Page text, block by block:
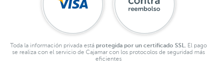
Toda la información privada está protegida por un certificado SSL. El pago
se realiza con el servicio de Cajamar con los protocolos de seguridad más
eficientes